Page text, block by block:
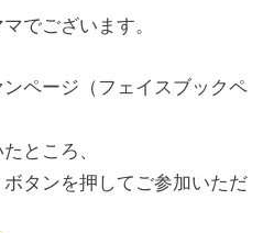
でございます。
ページ（フェイスブックペ
ところ、
タンを押してご参加いただ